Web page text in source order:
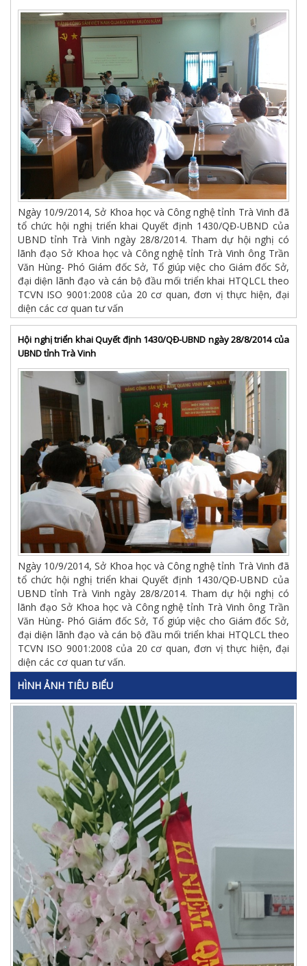
Ngày 10/9/2014, Sở Khoa học và Công nghệ tỉnh Trà Vinh đã
tổ chức hội nghị triển khai Quyết định 1430/QĐ-UBND của
UBND tỉnh Trà Vinh ngày 28/8/2014. Tham dự hội nghị có
lãnh đạo Sở Khoa học và Công nghệ tỉnh Trà Vinh ông Trần
Văn Hùng- Phó Giám đốc Sở, Tổ giúp việc cho Giám đốc Sở,
đại diện lãnh đạo và cán bộ đầu mối triển khai HTQLCL theo
TCVN ISO 9001:2008 của 20 cơ quan, đơn vị thực hiện, đại
diện các cơ quan tư vấn
Hội nghị triển khai Quyết định 1430/QĐ-UBND ngày 28/8/2014 của
UBND tỉnh Trà Vinh
Ngày 10/9/2014, Sở Khoa học và Công nghệ tỉnh Trà Vinh đã
tổ chức hội nghị triển khai Quyết định 1430/QĐ-UBND của
UBND tỉnh Trà Vinh ngày 28/8/2014. Tham dự hội nghị có
lãnh đạo Sở Khoa học và Công nghệ tỉnh Trà Vinh ông Trần
Văn Hùng- Phó Giám đốc Sở, Tổ giúp việc cho Giám đốc Sở,
đại diện lãnh đạo và cán bộ đầu mối triển khai HTQLCL theo
TCVN ISO 9001:2008 của 20 cơ quan, đơn vị thực hiện, đại
diện các cơ quan tư vấn.
HÌNH ẢNH TIÊU BIỂU